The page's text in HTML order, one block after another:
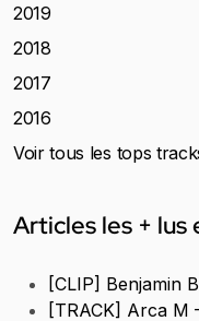
2019
2018
2017
2016
Voir tous les tops
Articles les + lus
[CLIP] Benjamin
[TRACK] Arca M